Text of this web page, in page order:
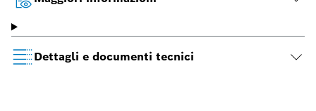
Dettagli e documenti tecnici